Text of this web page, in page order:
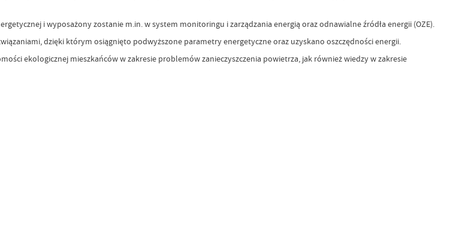
i wyposażony zostanie m.in. w system monitoringu i zarządzania energią oraz odnawialne źródła energii (OZE).
dzięki którym osiągnięto podwyższone parametry energetyczne oraz uzyskano oszczędności energii.
ekologicznej mieszkańców w zakresie problemów zanieczyszczenia powietrza, jak również wiedzy w zakresie